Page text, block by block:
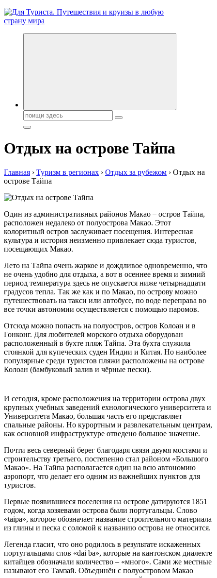
Новости туризма, куда поехать на отдых, где провести отпуск.
Поиск:
Отдых на острове Тайпа
Главная › Туризм в регионах › Отдых за рубежом › Отдых на
острове Тайпа
Один из административных районов Макао – остров Тайпа,
расположен недалеко от полуострова Макао. Этот
колоритный остров заслуживает посещения. Интересная
культура и история неизменно привлекает сюда туристов,
посещающих Макао.
Лето на Тайпа очень жаркое и дождливое одновременно, что
не очень удобно для отдыха, а вот в осеннее время и зимний
период температура здесь не опускается ниже четырнадцати
градусов тепла. Так же как и по Макао, по острову можно
путешествовать на такси или автобусе, по воде переправа во
все точки автономии осуществляется с помощью паромов.
Отсюда можно попасть на полуостров, остров Колоан и в
Гонконг. Для любителей морского отдыха оборудован
расположенный в бухте пляж Тайпа. Эта бухта служила
стоянкой для купеческих суден Индии и Китая. Но наиболее
популярные среди туристов пляжи расположены на острове
Колоан (бамбуковый залив и чёрные пески).
И сегодня, кроме расположения на территории острова двух
крупных учебных заведений ехнологического университета и
Университета Макао, большая часть его представляет
спальные районы. Но курортным и развлекательным центрам,
как основной инфраструктуре отведено большое значение.
Почти весь северный берег благодаря связи двумя мостами и
строительству третьего, постепенно стал районом «Большого
Макао». На Тайпа располагается один на всю автономию
аэропорт, что делает его одним из важнейших пунктов для
туристов.
Первые появившиеся поселения на острове датируются 1851
годом, когда хозяевами острова были португальцы. Слово
«taipa», которое обозначает название строительного материала
из глины и песка с соломой к названию острова не относится.
Легенда гласит, что оно родилось в результате искаженных
португальцами слов «dai ba», которые на кантонском диалекте
китайцев обозначали количество – «много». Сами же местные
называют его Тамзай. Объединён с полуостровом Макао